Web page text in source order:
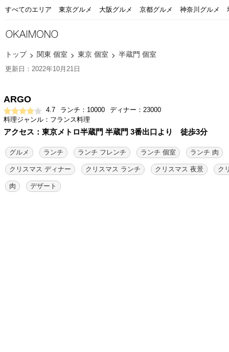
すべてのエリア 東京グルメ 大阪グルメ 京都グルメ 神奈川グルメ
トップ 関東 個室 東京 個室 半蔵門 個室
更新日：2022年10月21日
ARGO
4.7 ランチ：10000
ディナー：23000
料理ジャンル：フランス料理
アクセス：東京メトロ半蔵門 半蔵門 3番出口より 徒歩3分
グルメ ランチ ランチ フレンチ ランチ 個室 ランチ 肉
クリスマス ディナー クリスマス ランチ クリスマス 夜景 ク
肉 デザート